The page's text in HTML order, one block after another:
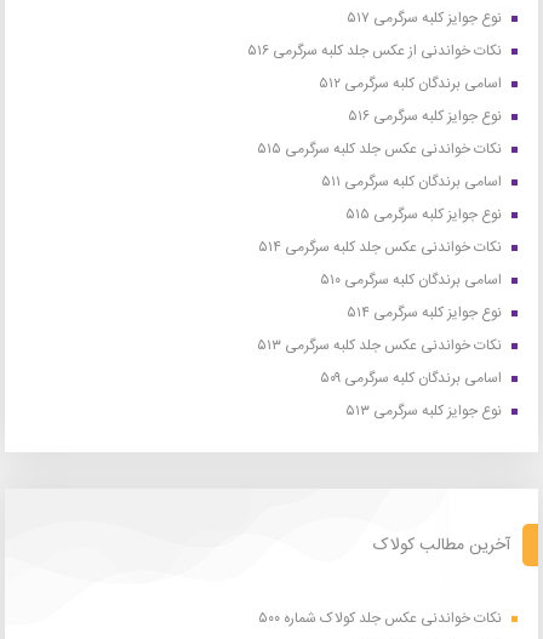
نوع جوایز کلبه سرگرمی ۵۱۷
نکات خواندنی از عکس جلد کلبه سرگرمی ۵۱۶
اسامی برندگان کلبه سرگرمی ۵۱۲
نوع جوایز کلبه سرگرمی ۵۱۶
نکات خواندنی عکس جلد کلبه سرگرمی ۵۱۵
اسامی برندگان کلبه سرگرمی ۵۱۱
نوع جوایز کلبه سرگرمی ۵۱۵
نکات خواندنی عکس جلد کلبه سرگرمی ۵۱۴
اسامی برندگان کلبه سرگرمی ۵۱۰
نوع جوایز کلبه سرگرمی ۵۱۴
نکات خواندنی عکس جلد کلبه سرگرمی ۵۱۳
اسامی برندگان کلبه سرگرمی ۵۰۹
نوع جوایز کلبه سرگرمی ۵۱۳
آخرین مطالب کولاک
نکات خواندنی عکس جلد کولاک شماره ۵۰۰